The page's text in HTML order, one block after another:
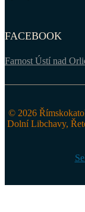
FACEBOOK
Farnost Ústí nad
© 2026
Dolní Libchavy,